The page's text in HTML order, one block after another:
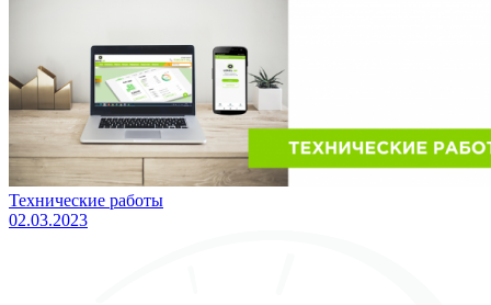
Технические работы
02.03.2023